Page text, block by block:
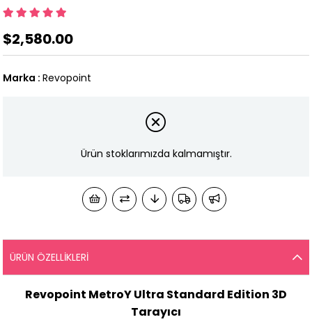
$2,580.00
Marka : Revopoint
Ürün stoklarımızda kalmamıştır.
ÜRÜN ÖZELLIKLERI
Revopoint MetroY Ultra Standard Edition 3D
Tarayıcı